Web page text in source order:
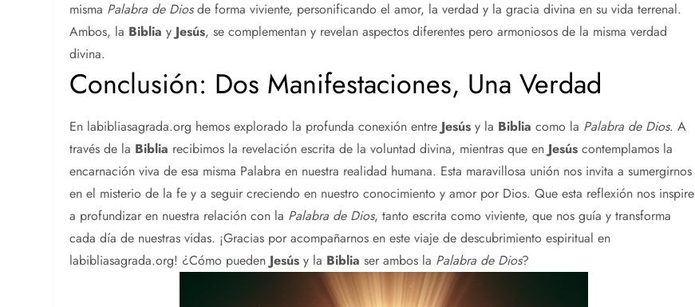
misma Palabra de Diosde forma viviente, personificando el amor, la verdad y la gracia divina en su vida terrenal.
Ambos, la Biblia y Jesús, se complementan y revelan aspectos diferentes pero armoniosos de la misma verdad
divina.
Conclusión: Dos Manifestaciones, Una Verdad
En labibliasagrada.org hemos explorado la profunda conexión entre Jesús y la Biblia como la Palabra de Dios. A
través de la Biblia recibimos la revelación escrita de la voluntad divina, mientras que en Jesús contemplamos la
encarnación viva de esa misma Palabra en nuestra realidad humana. Esta maravillosa unión nos invita a sumergirnos
en el misterio de la fe y a seguir creciendo en nuestro conocimiento y amor por Dios. Que esta reflexión nos inspire
a profundizar en nuestra relación con la Palabra de Dios, tanto escrita como viviente, que nos guía y transforma
cada día de nuestras vidas. ¡Gracias por acompañarnos en este viaje de descubrimiento espiritual en
labibliasagrada.org! ¿Cómo pueden Jesús y la Biblia ser ambos la Palabra de Dios?